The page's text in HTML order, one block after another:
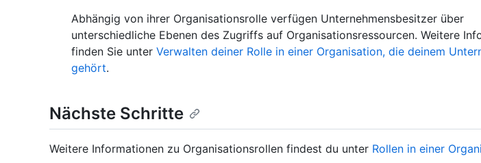
Abhängig von ihrer Organisationsrolle verfügen Unternehmensbesitzer über
unterschiedliche Ebenen des Zugriffs auf Organisationsressourcen. Weitere
finden Sie unter Verwalten deiner Rolle in einer Organisation, die deinem
gehört.
Nächste Schritte
Weitere Informationen zu Organisationsrollen findest du unter Rollen in einer